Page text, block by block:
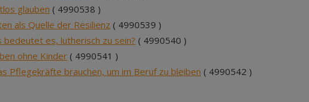
glauben ( 4990538 )
als Quelle der Resilienz ( 4990539 )
bedeutet es, lutherisch zu sein? ( 4990540 )
ohne Kinder ( 4990541 )
Pflegekräfte brauchen, um im Beruf zu bleiben ( 4990542 )